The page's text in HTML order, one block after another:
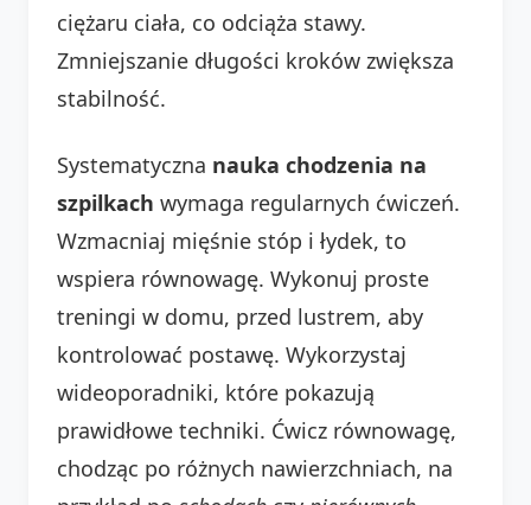
ciężaru ciała, co odciąża stawy.
Zmniejszanie długości kroków zwiększa
stabilność.
Systematyczna nauka chodzenia na
szpilkach wymaga regularnych ćwiczeń.
Wzmacniaj mięśnie stóp i łydek, to
wspiera równowagę. Wykonuj proste
treningi w domu, przed lustrem, aby
kontrolować postawę. Wykorzystaj
wideoporadniki, które pokazują
prawidłowe techniki. Ćwicz równowagę,
chodząc po różnych nawierzchniach, na